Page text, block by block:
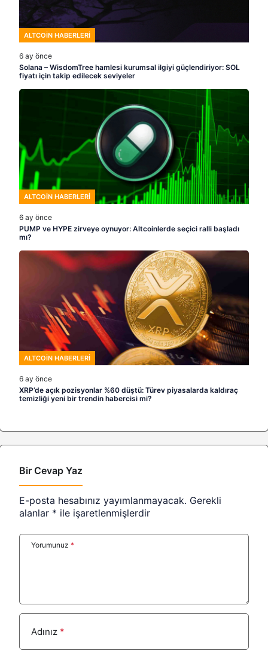
ALTCOIN HABERLERI
6 ay önce
Solana – WisdomTree hamlesi kurumsal ilgiyi güçlendiriyor: SOL
fiyatı için takip edilecek seviyeler
ALTCOIN HABERLERI
6 ay önce
PUMP ve HYPE zirveye oynuyor: Altcoinlerde seçici ralli başladı
mı?
ALTCOIN HABERLERI
6 ay önce
XRP’de açık pozisyonlar %60 düştü: Türev piyasalarda kaldıraç
temizliği yeni bir trendin habercisi mi?
Bir Cevap Yaz
E-posta hesabınız yayımlanmayacak. Gerekli
alanlar * ile işaretlenmişlerdir
Yorumunuz *
Adınız *